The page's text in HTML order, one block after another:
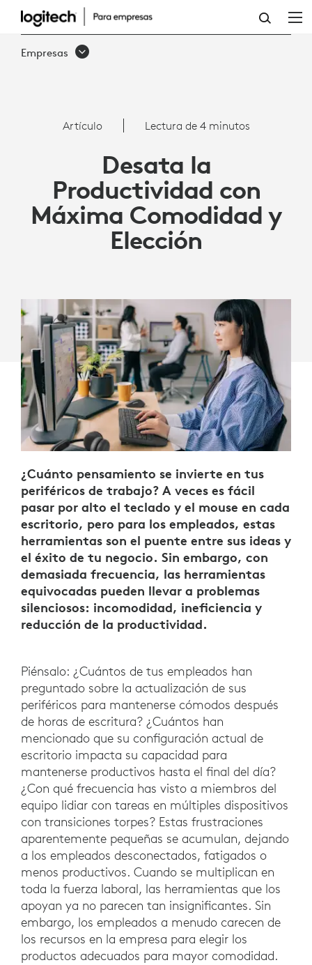
DESATA
LA
LOGITECH
SIGNATURE
COMFORT
PLUS
Empresas
Artículo Lectura de 4 minutos
Desata la
Productividad con
Máxima Comodidad y
Elección
¿Cuánto pensamiento se invierte en tus
periféricos de trabajo? A veces es fácil
pasar por alto el teclado y el mouse en cada
escritorio, pero para los empleados, estas
herramientas son el puente entre sus ideas y
el éxito de tu negocio. Sin embargo, con
demasiada frecuencia, las herramientas
equivocadas pueden llevar a problemas
silenciosos: incomodidad, ineficiencia y
reducción de la productividad.
Piénsalo: ¿Cuántos de tus empleados han
preguntado sobre la actualización de sus
periféricos para mantenerse cómodos después
de horas de escritura? ¿Cuántos han
mencionado que su configuración actual de
escritorio impacta su capacidad para
mantenerse productivos hasta el final del día?
¿Con qué frecuencia has visto a miembros del
equipo lidiar con tareas en múltiples dispositivos
con transiciones torpes? Estas frustraciones
aparentemente pequeñas se acumulan, dejando
a los empleados desconectados, fatigados o
menos productivos. Cuando se multiplican en
toda la fuerza laboral, las herramientas que los
apoyan ya no parecen tan insignificantes. Sin
embargo, los empleados a menudo carecen de
los recursos en la empresa para elegir los
productos adecuados para mayor comodidad.